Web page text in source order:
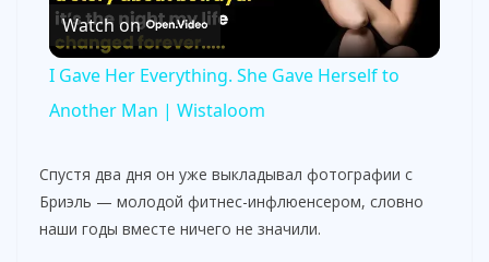
a
y
V
Watch on
I Gave Her Everything. She Gave Herself to
Another Man | Wistaloom
Спустя два дня он уже выкладывал фотографии с
Бриэль — молодой фитнес-инфлюенсером, словно
наши годы вместе ничего не значили.